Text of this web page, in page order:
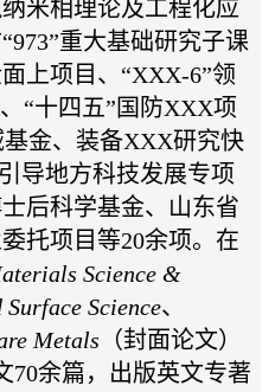
米相理论及工程化应
重大基础研究子课
上项目、 “XXX-6”领
“十四五”国防XXX项
金、 装备XXX研究快
导地方科技发展专项
后科学基金、 山东省
托项目等20余项。在
Science &
Science、
Metals （封面论文）
70余篇，出版英文专著